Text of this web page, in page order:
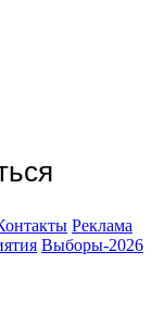
Реклама
Выборы-2026